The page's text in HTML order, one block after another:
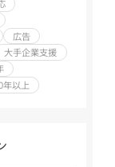
広告
大手企業支援
年以上